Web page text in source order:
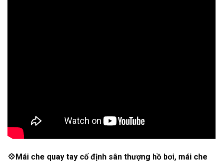
💠Mái che quay tay cố định sân thượng hồ bơi, mái che